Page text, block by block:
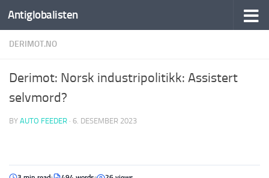
Antiglobalisten
DERIMOT.NO
Derimot: Norsk industripolitikk: Assistert
selvmord?
BY AUTO FEEDER · 6. DESEMBER 2023